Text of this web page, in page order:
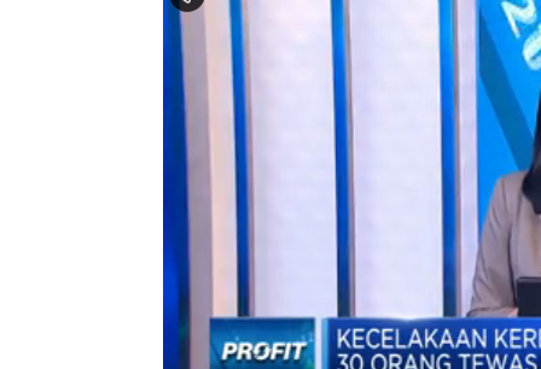
kecelakaan kereta api tergelincir yang
Simak informasi selengkapnya dalam
Ini.
#kereta api #pakistan #kecelakaan